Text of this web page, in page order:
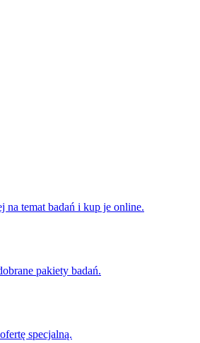
na temat badań i kup je online.
pakiety badań.
specjalną.